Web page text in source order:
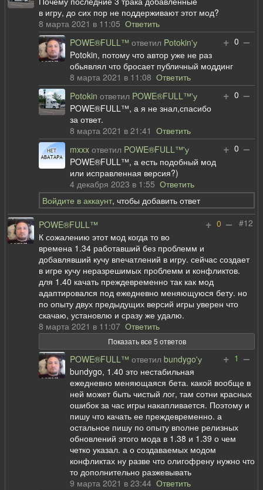
в игру, до сих пор не поддерживают этот мод?
8 марта 2021 в 11:05Ответить
+ 0 –
POWE®FULL™ ответил Potokin'у
Potokin, потому что автор уже не раз
обьявлял что бросает публичный моддинг
8 марта 2021 в 11:08Ответить
+ 0 –
Potokin ответил POWE®FULL™'у
POWE®FULL™, а я не знал,спасибо
за ответ.
8 марта 2021 в 21:41Ответить
+ 0 –
mxxx ответил POWE®FULL™'у
POWE®FULL™, а есть подобный мод
или исправленная версия?)
4 декабря 2023 в 1:55Ответить
Войдите в аккаунт, чтобы добавить ответ
#12
+ 0 –
POWE®FULL™
К сожалению этот мод когда то во
времена 1.34 работавший без проблемм и
добавлявший кучу впечатлений в игру. сейчас создает
в игре кучу неразрешимых проблемм и конфликтов.
для 1.40 качать преждевременно так как мод
адаптировался под ежедневно меняющуюся бету. но
по опыту двух предыдущих версий игры уверен что
скачаю, установлю и сразу же удалю.
8 марта 2021 в 11:07Ответить
Показать все 5 ответов
+ 1 –
POWE®FULL™ ответилbundygo'у
bundygo, 1.40 это нестабильная
ежедневно меняющаяся бета. какой вообще в
ней может быть чистый лог, там сотни красных
ошибок за час игры накапливается. Поэтому и
пишу что качать ее преждевременно. а
остальное пишу по опыту вполне релизных
обновлений этого мода в 1.38 и 1.39 о чем
четко указал. а о создаваемых модом
конфликтах ну разве что олигофрену нужно что
то дополнительно разжевывать
9 марта 2021 в 23:44Ответить